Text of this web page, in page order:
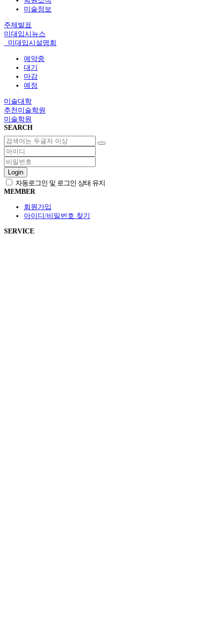
미술정보
주제발표
미대입시뉴스
미대입시설명회
예약중
대기
마감
예정
미술대학
추천미술학원
미술학원
SEARCH
Login
자동로그인 및 로그인 상태 유지
MEMBER
회원가입
아이디/비밀번호 찾기
SERVICE